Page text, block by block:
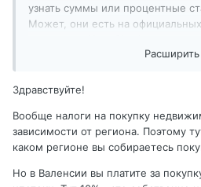
узнать суммы или процентные
Может, они есть на
в Registro de Propiedad или тоже
И в связи с этим ещё один вопрос
нотариуса по оформлению
(или как она называется?) по
в земельный кадастр? Где-то
расхождение цен? А от чего эти
Расширить
Здравствуйте!
Вообще налоги на покупку
зависимости от региона. Поэтому
каком регионе вы собираетесь
Но в Валенсии вы платите за